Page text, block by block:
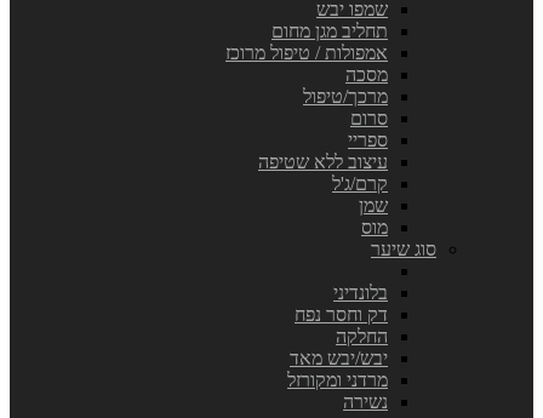
שמפו יבש
תחליב מגן מחום
אמפולות / טיפול מרוכז
מסכה
מרכך/טיפול
סרום
ספריי
עיצוב ללא שטיפה
קרם/ג'ל
שמן
מוס
סוג שיער
בלונדיני
דק וחסר נפח
החלקה
יבש/יבש מאד
מרדני ומקורזל
נשירה